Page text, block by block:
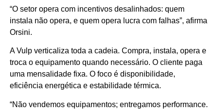
“O setor opera com incentivos desalinhados: quem
instala não opera, e quem opera lucra com falhas”, afirma
Orsini.
A Vulp verticaliza toda a cadeia. Compra, instala, opera e
troca o equipamento quando necessário. O cliente paga
uma mensalidade fixa. O foco é disponibilidade,
eficiência energética e estabilidade térmica.
“Não vendemos equipamentos; entregamos performance.